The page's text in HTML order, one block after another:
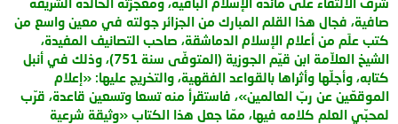
صافية، فجال هذا القلم المبارك من الجزائر جولته في معين واسع من
كتب علَم من أعلام الإسلام الدماشقة، صاحب التصانيف المفيدة،
الشيخ العلاّمة ابن قيّم الجوزية (المتوفّى سنة 751)، وذلك في أنبل
كتابه، وأجلّها وأثراها بالقواعد الفقهية، والتخريج عليها: «إعلام
الموقعّين عن ربّ العالمين»، فاستقرأ منه تسعا وتسعين قاعدة، قرّب
لمحبّي العلم كلامه فيها، ممّا جعل هذا الكتاب «وثيقة شرعية